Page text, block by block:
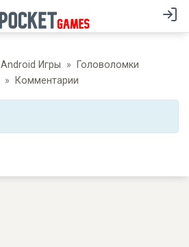
Android Игры
Головоломки
Комментарии